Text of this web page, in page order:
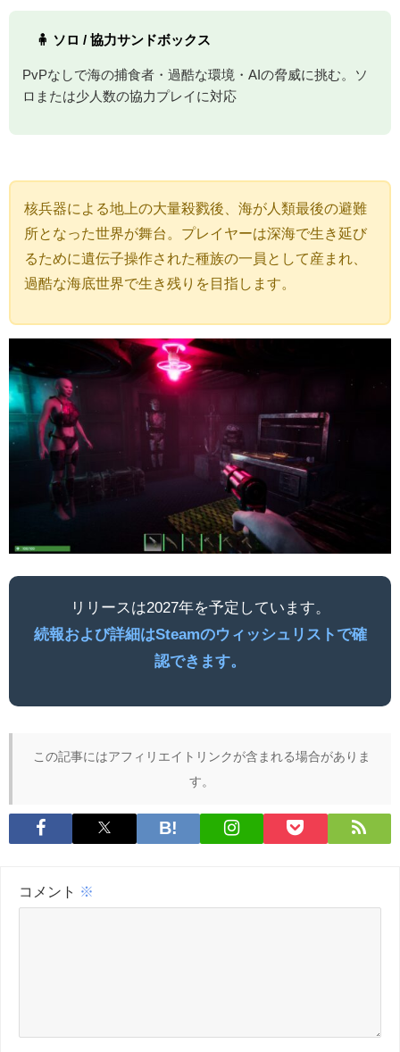
🧍 ソロ / 協力サンドボックス
PvPなしで海の捕食者・過酷な環境・AIの脅威に挑む。ソ
ロまたは少人数の協力プレイに対応
核兵器による地上の大量殺戮後、海が人類最後の避難
所となった世界が舞台。プレイヤーは深海で生き延び
るために遺伝子操作された種族の一員として産まれ、
過酷な海底世界で生き残りを目指します。
リリースは2027年を予定しています。
続報および詳細はSteamのウィッシュリストで確
認できます。
この記事にはアフィリエイトリンクが含まれる場合がありま
す。
コメント ※